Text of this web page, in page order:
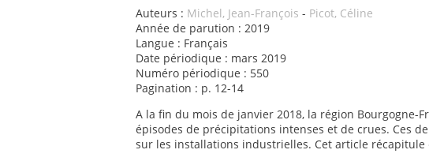
Auteurs : Michel, Jean-François - Picot, Céline
Année de parution : 2019
Langue : Français
Date périodique : mars 2019
Numéro périodique : 550
Pagination : p. 12-14
A la fin du mois de janvier 2018, la région Bourgogne-
épisodes de précipitations intenses et de crues. Ces
sur les installations industrielles. Cet article